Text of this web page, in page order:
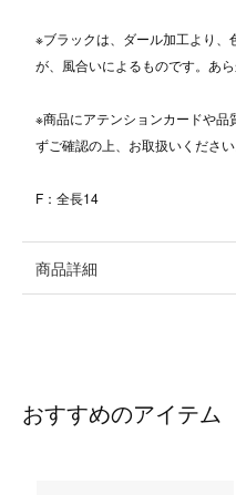
※ブラックは、ダール加工より
が、風合いによるものです。あら
※商品にアテンションカードや
ずご確認の上、お取扱いください
F：全長14
商品詳細
おすすめのアイテム